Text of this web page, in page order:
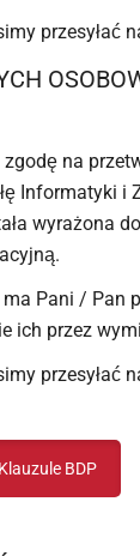
przesyłać
na
Informatyki
wyrażona
Pani / Pan
ich przez
przesyłać
BDP